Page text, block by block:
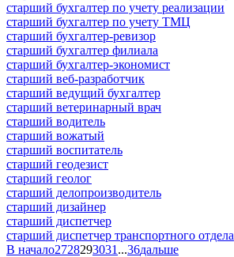
старший бухгалтер по учету реализации
старший бухгалтер по учету ТМЦ
старший бухгалтер-ревизор
старший бухгалтер филиала
старший бухгалтер-экономист
старший веб-разработчик
старший ведущий бухгалтер
старший ветеринарный врач
старший водитель
старший вожатый
старший воспитатель
старший геодезист
старший геолог
старший делопроизводитель
старший дизайнер
старший диспетчер
старший диспетчер транспортного отдела
В начало2728293031 ...36дальше